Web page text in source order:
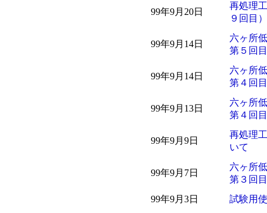
99年9月20日
再処理
９回目
99年9月14日
六ヶ所
第５回
99年9月14日
六ヶ所
第４回
99年9月13日
六ヶ所
第４回
99年9月9日
再処理
いて
99年9月7日
六ヶ所
第３回
99年9月3日
試験用